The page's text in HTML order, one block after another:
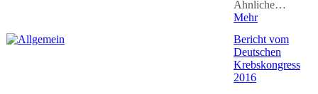
Ähnliche…
Mehr
Bericht vom
Deutschen
Krebskongress
2016